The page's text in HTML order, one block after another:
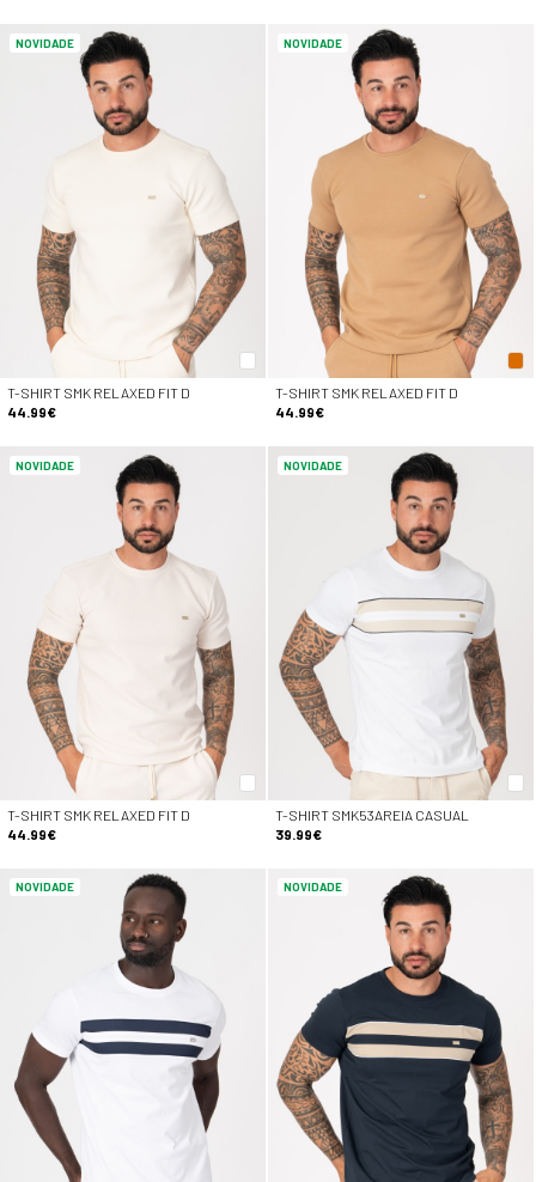
NOVIDADE
T-SHIRT SMK RELAXED FIT D
44.99€
NOVIDADE
T-SHIRT SMK RELAXED FIT D
44.99€
NOVIDADE
T-SHIRT SMK RELAXED FIT D
44.99€
NOVIDADE
T-SHIRT SMK53AREIA CASUAL
39.99€
NOVIDADE NOVIDADE